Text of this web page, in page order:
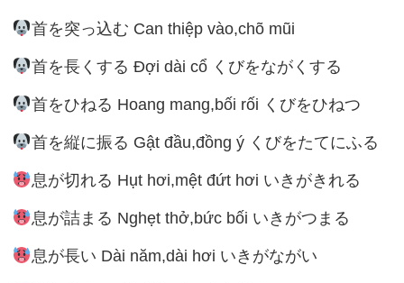
首を突っ込む Can thiệp vào,chõ mũi
首を長くする Đợi dài cổ くびをながくする
首をひねる Hoang mang,bối rối くびをひねつ
首を縦に振る Gật đầu,đồng ý くびをたてにふる
息が切れる Hụt hơi,mệt đứt hơi いきがきれる
息が詰まる Nghẹt thở,bức bối いきがつまる
息が長い Dài năm,dài hơi いきがながい